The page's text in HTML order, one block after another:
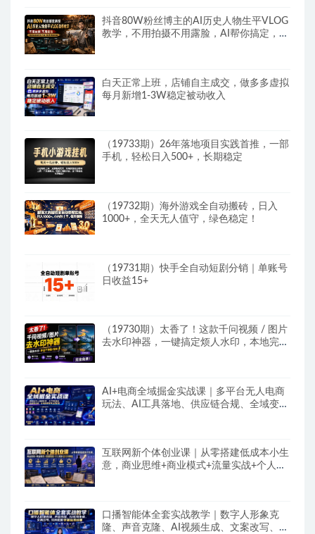
抖音80W粉丝博主的AI历史人物生平VLOG
教学，不用拍摄不用露脸，AI帮你搞定，轻
白天正常上班，店铺自主成交，做多多虚拟
每月新增1-3W稳定被动收入
（19733期）26年落地项目实践首推，一部
手机，轻松日入500+，长期稳定
（19732期）海外游戏全自动搬砖，日入
1000+，全天无人值守，绿色稳定！
（19731期）快手全自动短剧分销｜单账号
日收益15+
（19730期）太香了！这款千问视频 / 图片
去水印神器，一键搞定烦人水印，本地完全
AI+电商全域掘金实战课｜多平台无人电商
玩法、AI工具落地、供应链合规、全域变现
互联网新个体创业课｜从零搭建低成本小生
意，商业思维+商业模式+流量实战+个人成
口播智能体全套实战教学｜数字人形象克
隆、声音克隆、AI视频生成、文案改写、软